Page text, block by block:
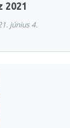
2021
június 4.